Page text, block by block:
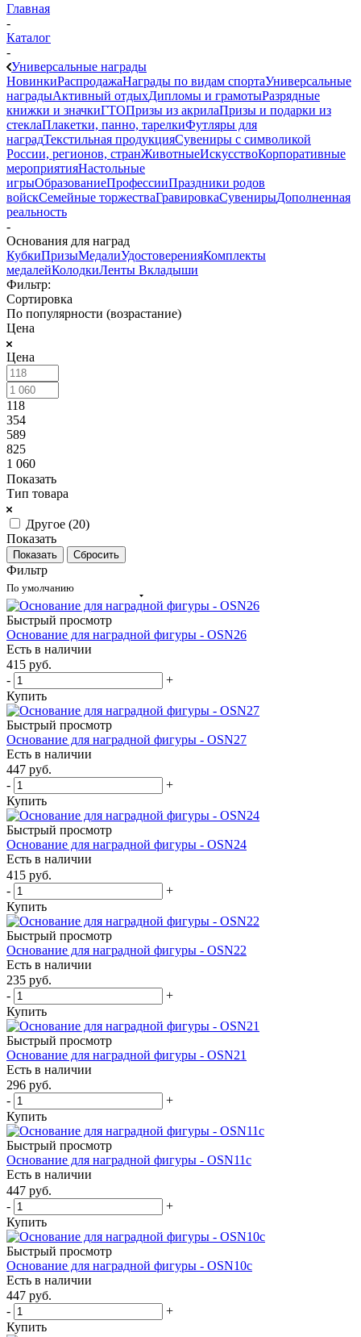
Главная
-
Каталог
-
Универсальные награды
НовинкиРаспродажаНаграды по видам спортаУниверсальные
наградыАктивный отдыхДипломы и грамотыРазрядные
книжки и значкиГТОПризы из акрилаПризы и подарки из
стеклаПлакетки, панно, тарелкиФутляры для
наградТекстильная продукцияСувениры с символикой
России, регионов, странЖивотныеИскусствоКорпоративные
мероприятияНастольные
игрыОбразованиеПрофессииПраздники родов
войскСемейные торжестваГравировкаСувенирыДополненная
реальность
-
Основания для наград
КубкиПризыМедалиУдостоверенияКомплекты
медалейКолодкиЛенты Вкладыши
Фильтр:
Сортировка
По популярности (возрастание)
Цена
Цена
118
354
589
825
1 060
Показать
Тип товара
Другое (20)
Показать
Сбросить
Фильтр
По умолчанию
Быстрый просмотр
Основание для наградной фигуры - OSN26
Есть в наличии
415 руб.
-
+
Купить
Быстрый просмотр
Основание для наградной фигуры - OSN27
Есть в наличии
447 руб.
-
+
Купить
Быстрый просмотр
Основание для наградной фигуры - OSN24
Есть в наличии
415 руб.
-
+
Купить
Быстрый просмотр
Основание для наградной фигуры - OSN22
Есть в наличии
235 руб.
-
+
Купить
Быстрый просмотр
Основание для наградной фигуры - OSN21
Есть в наличии
296 руб.
-
+
Купить
Быстрый просмотр
Основание для наградной фигуры - OSN11c
Есть в наличии
447 руб.
-
+
Купить
Быстрый просмотр
Основание для наградной фигуры - OSN10c
Есть в наличии
447 руб.
-
+
Купить